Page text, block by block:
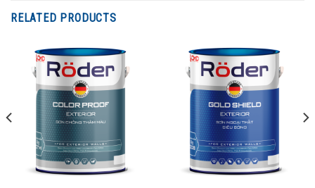
RELATED PRODUCTS